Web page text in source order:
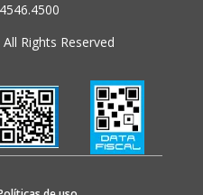
Rights Reserved